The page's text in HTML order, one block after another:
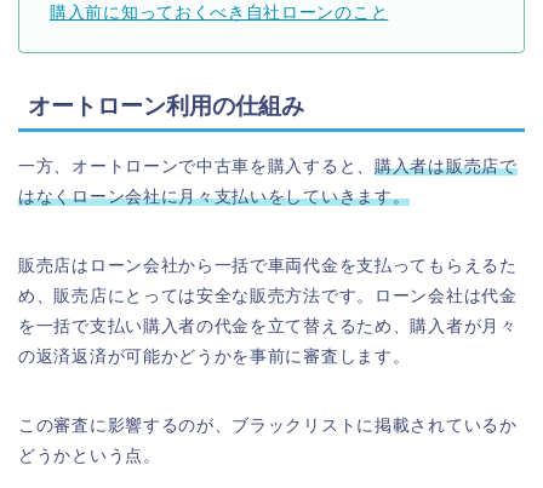
購入前に知っておくべき自社ローンのこと
オートローン利用の仕組み
一方、オートローンで中古車を購入すると、 購入者は販売店で
はなくローン会社に月々支払いをしていきます。
販売店はローン会社から一括で車両代金を支払ってもらえるた
め、販売店にとっては安全な販売方法です。ローン会社は代金
を一括で支払い購入者の代金を立て替えるため、購入者が月々
の返済返済が可能かどうかを事前に審査します。
この審査に影響するのが、ブラックリストに掲載されているか
どうかという点。